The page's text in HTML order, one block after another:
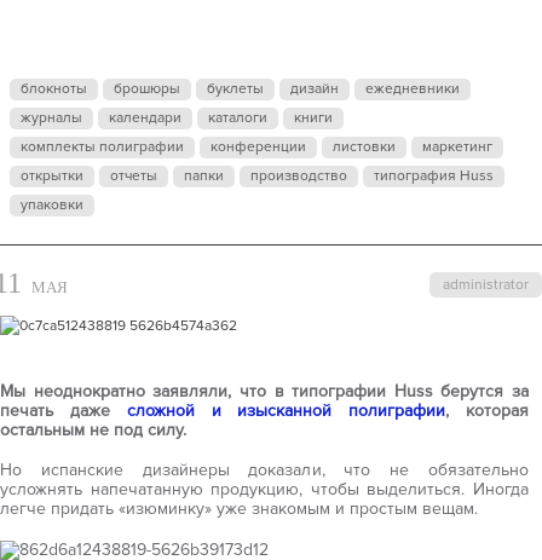
— ПРОСТО!
блокноты брошюры буклеты дизайн
ежедневники
журналы
календари каталоги
книги
комплекты полиграфии
конференции листовки
маркетинг
открытки
отчеты папки производство
типография Huss
упаковки
administrator
МАЯ
Мы неоднократно заявляли, что в типографии Huss берутся за
печать даже сложной и изысканной полиграфии, которая
остальным не под силу.
Но испанские дизайнеры доказали, что не обязательно
усложнять напечатанную продукцию, чтобы выделиться. Иногда
легче придать «изюминку» уже знакомым и простым вещам.